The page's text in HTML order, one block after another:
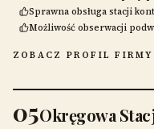
Sprawna obsługa stacji
Możliwość obserwacji
ZOBACZ PROFIL FIRMY
05Okręgowa